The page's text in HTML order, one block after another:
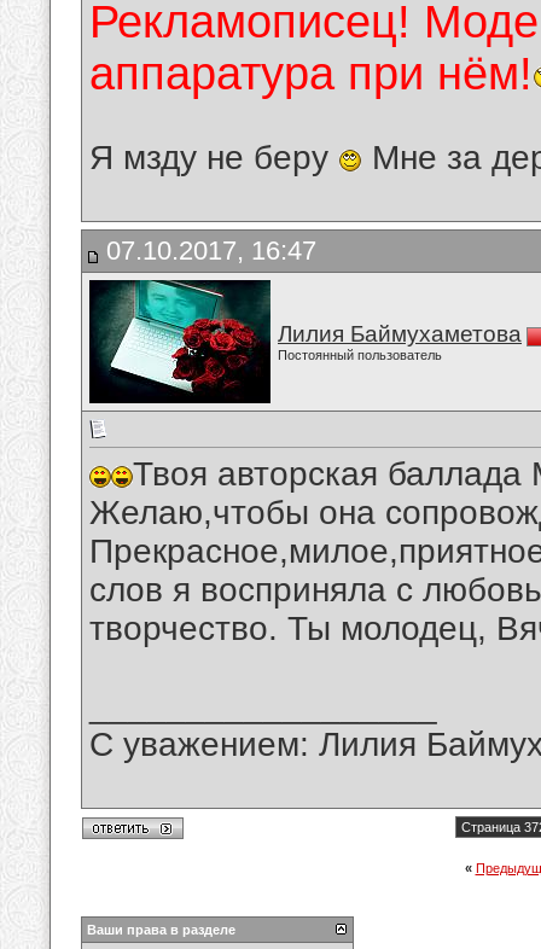
Рекламописец!
аппаратура при нём!
Я мзду не беру Мне за
07.10.2017, 16:47
Лилия Баймухаметова
Постоянный пользователь
Твоя авторская
Желаю,чтобы она
слов я восприняла с
творчество. Ты молодец,
С уважением: Лилия
Страница
«
Ваши права в разделе